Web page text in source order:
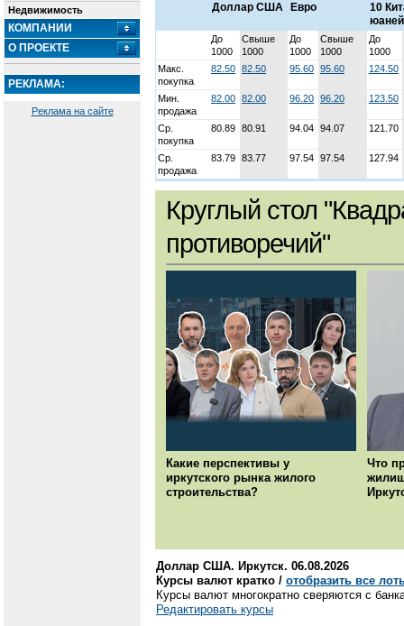
Недвижимость
КОМПАНИИ
О ПРОЕКТЕ
РЕКЛАМА:
Реклама на сайте
Доллар США Евро
10
юаней
До
1000
Свыше
1000
До
1000
Свыше
1000
До
1000
Макс.
покупка
82.50 82.50 95.60 95.60 124.50
Мин.
продажа
82.00 82.00 96.20 96.20 123.50
Ср.
покупка
80.89 80.91 94.04 94.07 121.70
Ср.
продажа
83.79 83.77 97.54 97.54 127.94
Круглый стол
противоречий"
Какие перспективы у
иркутского рынка жилого
строительства?
Что
Доллар США. Иркутск. 06.08.2026
Курсы валют кратко / отобразить все
Курсы валют многократно сверяются с
Редактировать курсы